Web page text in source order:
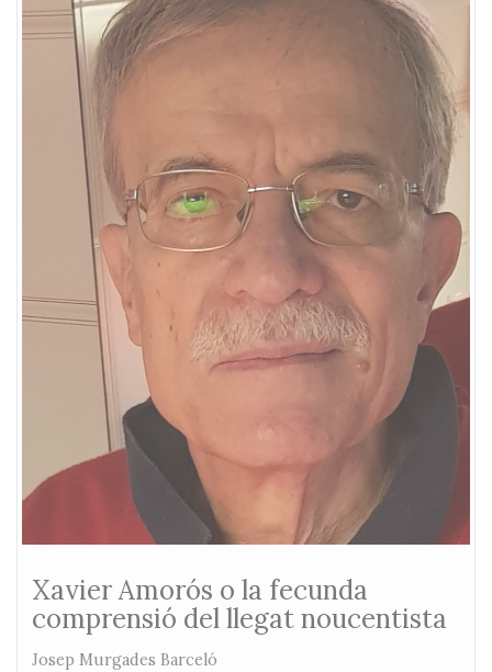
Xavier Amorós o la fecunda
comprensió del llegat noucentista
Josep Murgades Barceló